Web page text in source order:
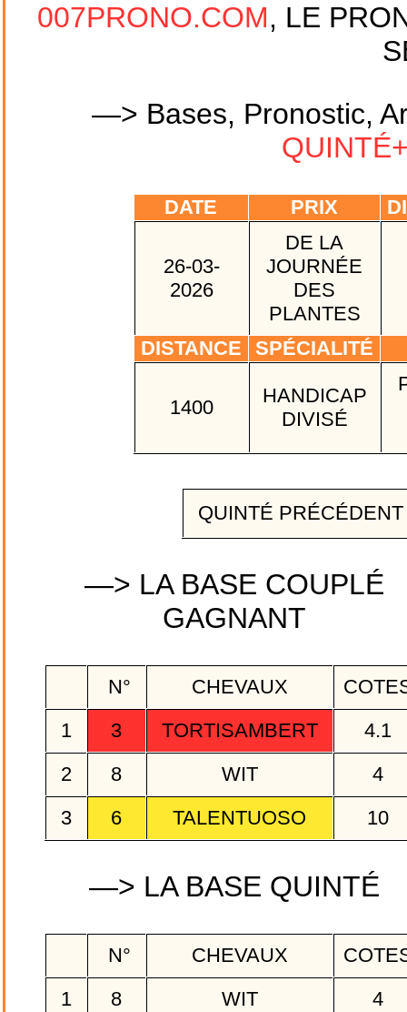
007PRONO.COM, LE
—> Bases, Pronostic,
DATE PRIX
26-03-
2026
DE LA
JOURNÉE
DES
PLANTES
DISTANCE
SPÉCIALITÉ
1400
HANDICAP
DIVISÉ
QUINTÉ
—> LA BASE COUPLÉ
GAGNANT
N° CHEVAUX
1
3 TORTISAMBERT
4.1
2
8 WIT
4
3
6 TALENTUOSO 10
—> LA BASE QUINTÉ
N° CHEVAUX
1
8 WIT
4